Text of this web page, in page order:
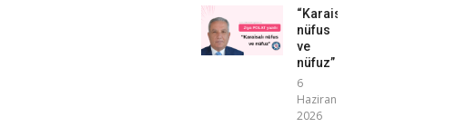
“Karaisalı
nüfus
ve
nüfuz”
6
Haziran
2026